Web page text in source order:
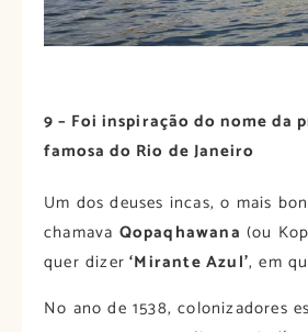
9 – Foi inspiração do nome da
famosa do Rio de Janeiro
Um dos deuses incas, o mais
chamava Qopaqhawana (ou
quer dizer ‘Mirante Azul’, em
No ano de 1538, colonizadores